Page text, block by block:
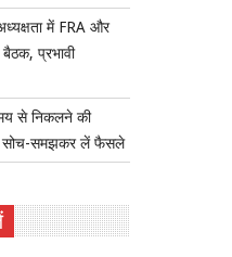
में FRA और
प्रभावी
से निकलने की
सोच-समझकर लें फैसले